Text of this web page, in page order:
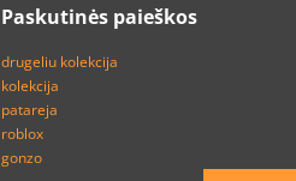
Paskutinės paieškos
drugeliu kolekcija
kolekcija
patareja
roblox
gonzo